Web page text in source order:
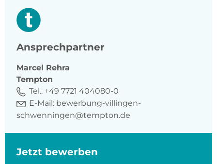
Ansprechpartner
Marcel Rehra
Tempton
Tel.: +49 7721 404080-0
E-Mail: bewerbung-villingen-
schwenningen@tempton.de
Jetzt bewerben